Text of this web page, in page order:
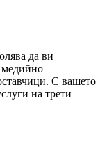
да ви
медийно
С вашето
на трети